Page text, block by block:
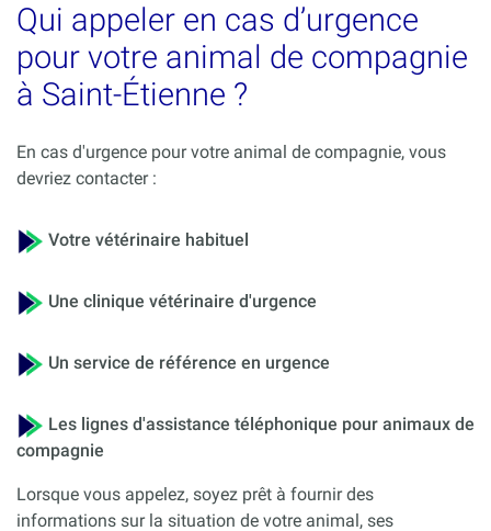
Qui appeler en cas d’urgence
pour votre animal de compagnie
à Saint-Étienne ?
En cas d'urgence pour votre animal de compagnie, vous
devriez contacter :
Votre vétérinaire habituel
Une clinique vétérinaire d'urgence
Un service de référence en urgence
Les lignes d'assistance téléphonique pour animaux de
compagnie
Lorsque vous appelez, soyez prêt à fournir des
informations sur la situation de votre animal, ses